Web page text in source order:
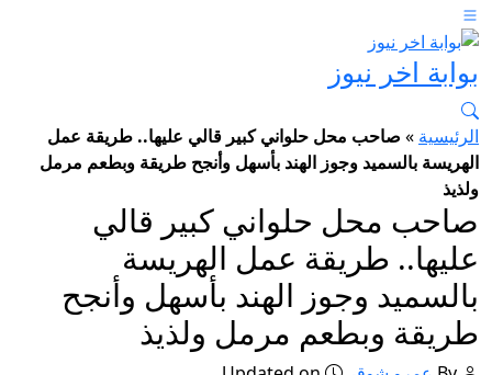
بوابة اخر نيوز
الرئيسية » صاحب محل حلواني كبير قالي عليها.. طريقة عمل
الهريسة بالسميد وجوز الهند بأسهل وأنجح طريقة وبطعم مرمل
ولذيذ
صاحب محل حلواني كبير قالي
عليها.. طريقة عمل الهريسة
بالسميد وجوز الهند بأسهل وأنجح
طريقة وبطعم مرمل ولذيذ